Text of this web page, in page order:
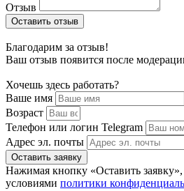
Отзыв
Оставить отзыв
Благодарим за отзыв!
Ваш отзыв появится после
Хочешь здесь работать?
Ваше имя
Возраст
Телефон или логин Telegram
Адрес эл. почты
Оставить заявку
Нажимая кнопку «Оставить
условиями политики